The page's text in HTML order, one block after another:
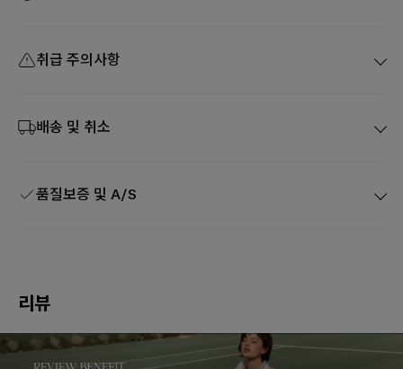
취급 주의사항
배송 및 취소
품질보증 및 A/S
리뷰